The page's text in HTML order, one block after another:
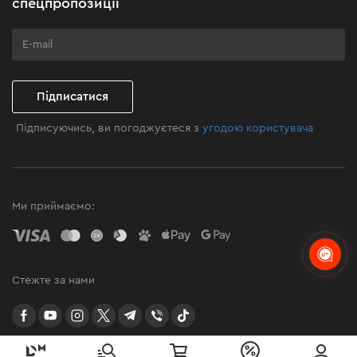
Клуб майстерності
спецпропозиції
Підписатися
Підписуючись, ви погоджуєтеся зугодою користувача
Ми приймаємо:
Стежте за нами
facebookyoutubeinstagramtwittertelegram
Viber TikTok